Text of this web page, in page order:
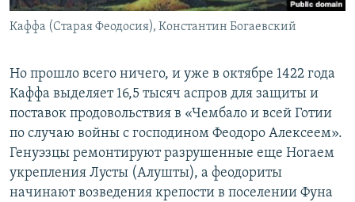
Каффа (Старая Феодосия), Константин Богаевский
Но прошло всего ничего, и уже в октябре 1422 года
Каффа выделяет 16,5 тысяч аспров для защиты и
поставок продовольствия в «Чембало и всей Готии
по случаю войны с господином Феодоро Алексеем».
Генуэзцы ремонтируют разрушенные еще Ногаем
укрепления Лусты (Алушты), а феодориты
начинают возведения крепости в поселении Фуна